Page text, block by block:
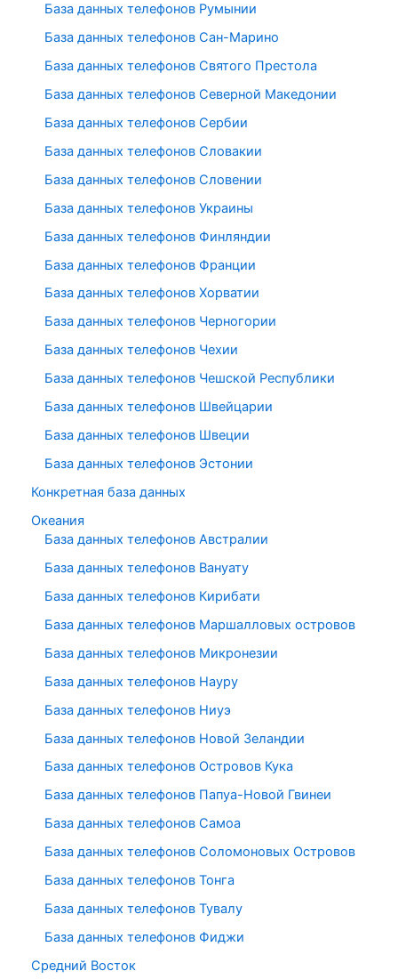
База данных телефонов Румынии
База данных телефонов Сан-Марино
База данных телефонов Святого Престола
База данных телефонов Северной Македонии
База данных телефонов Сербии
База данных телефонов Словакии
База данных телефонов Словении
База данных телефонов Украины
База данных телефонов Финляндии
База данных телефонов Франции
База данных телефонов Хорватии
База данных телефонов Черногории
База данных телефонов Чехии
База данных телефонов Чешской Республики
База данных телефонов Швейцарии
База данных телефонов Швеции
База данных телефонов Эстонии
Конкретная база данных
Океания
База данных телефонов Австралии
База данных телефонов Вануату
База данных телефонов Кирибати
База данных телефонов Маршалловых островов
База данных телефонов Микронезии
База данных телефонов Науру
База данных телефонов Ниуэ
База данных телефонов Новой Зеландии
База данных телефонов Островов Кука
База данных телефонов Папуа-Новой Гвинеи
База данных телефонов Самоа
База данных телефонов Соломоновых Островов
База данных телефонов Тонга
База данных телефонов Тувалу
База данных телефонов Фиджи
Средний Восток